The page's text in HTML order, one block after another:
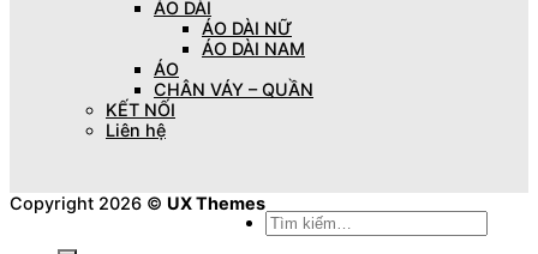
ÁO DÀI
ÁO DÀI NỮ
ÁO DÀI NAM
ÁO
CHÂN VÁY – QUẦN
KẾT NỐI
Liên hệ
Copyright 2026 © UX Themes
Tìm
kiếm: